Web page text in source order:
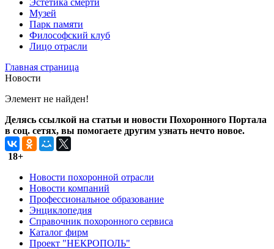
Эстетика смерти
Музей
Парк памяти
Философский клуб
Лицо отрасли
Главная страница
Новости
Элемент не найден!
Делясь ссылкой на статьи и новости Похоронного Портала
в соц. сетях, вы помогаете другим узнать нечто новое.
18+
Новости похоронной отрасли
Новости компаний
Профессиональное образование
Энциклопедия
Справочник похоронного сервиса
Каталог фирм
Проект "НЕКРОПОЛЬ"